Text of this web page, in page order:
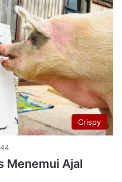
Crispy
Menemui Ajal